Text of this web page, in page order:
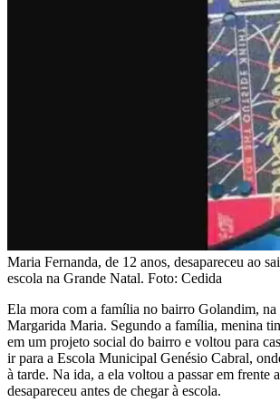
Maria Fernanda, de 12 anos, desapareceu ao
escola na Grande Natal. Foto: Cedida
Ela mora com a família no bairro Golandim, na
Margarida Maria. Segundo a família, menina
em um projeto social do bairro e voltou para
ir para a Escola Municipal Genésio Cabral,
à tarde. Na ida, a ela voltou a passar em frente
desapareceu antes de chegar à escola.